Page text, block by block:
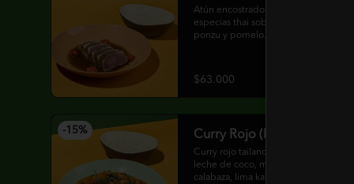
Atún encostrado y sellado en
especias thai sobre un espejo de
ponzu y pomelo.
$63.000
-15% Curry Rojo (Picante Alto)
Curry rojo tailandés preparado en
leche de coco, mazorcas baby,
calabaza, lima kaﬃr, limonaria,